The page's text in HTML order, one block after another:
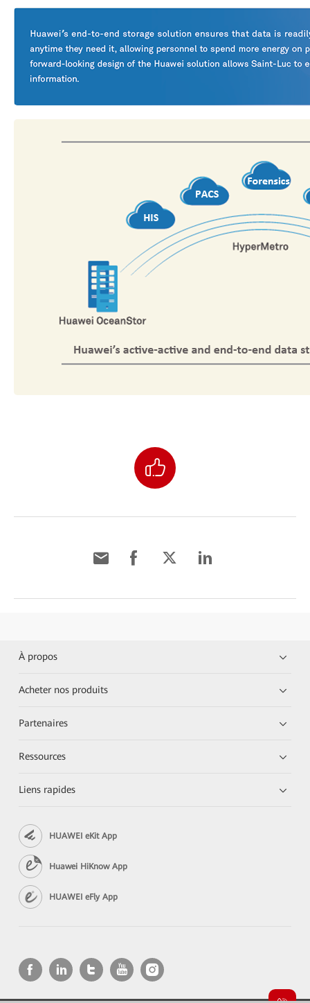
À propos
Acheter nos produits
Partenaires
Ressources
Liens rapides
HUAWEI eKit App
Huawei HiKnow App
HUAWEI eFly App